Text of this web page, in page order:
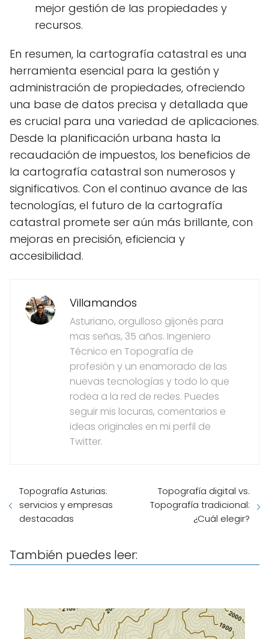
mejor gestión de las propiedades y
recursos.
En resumen, la cartografía catastral es una
herramienta esencial para la gestión y
administración de propiedades, ofreciendo
una base de datos precisa y detallada que
es crucial para una variedad de aplicaciones.
Desde la planificación urbana hasta la
recaudación de impuestos, los beneficios de
la cartografía catastral son numerosos y
significativos. Con el continuo avance de las
tecnologías, el futuro de la cartografía
catastral promete ser aún más brillante, con
mejoras en precisión, eficiencia y
accesibilidad.
Villamandos
Asturiano, orgulloso gijonés para
mas señas, 35 años. Ingeniero
Técnico en Topografía de
profesión y un enamorado de las
nuevas tecnologías y todo lo que
rodea a la red de redes. Puedes
seguir mis locuras, comentarios e
ideas originales en mi perfil de
Twitter.
Topografía Asturias:
servicios y empresas
destacadas
Topografía digital vs.
Topografía tradicional:
¿Cuál elegir?
También puedes leer: